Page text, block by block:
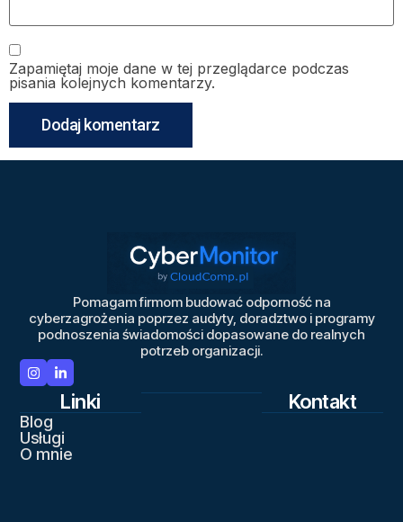
Zapamiętaj moje dane w tej przeglądarce podczas
pisania kolejnych komentarzy.
Pomagam firmom budować odporność na
cyberzagrożenia poprzez audyty, doradztwo i programy
podnoszenia świadomości dopasowane do realnych
potrzeb organizacji.
Linki
Blog
Usługi
O mnie
Kontakt